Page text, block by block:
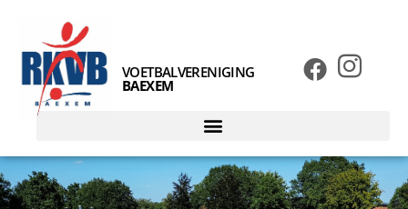
VOETBALVERENIGING
BAEXEM